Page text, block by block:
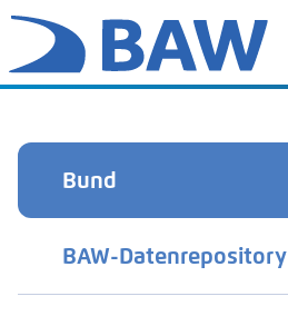
Bund
BAW-Datenrepository